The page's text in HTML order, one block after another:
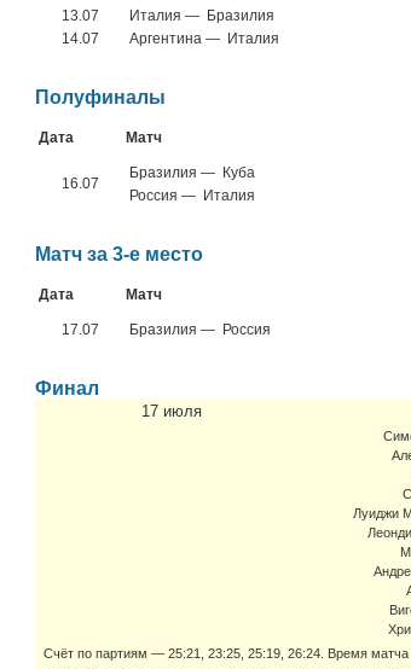
13.07
Италия — Бразилия
14.07
Аргентина — Италия
Полуфиналы
Дата Матч
16.07
Бразилия — Куба
Россия — Италия
Матч за 3-е место
Дата Матч
17.07
Бразилия — Россия
Финал
17 июля
Луиджи
Счёт по партиям — 25:21, 23:25, 25:19, 26:24. Время